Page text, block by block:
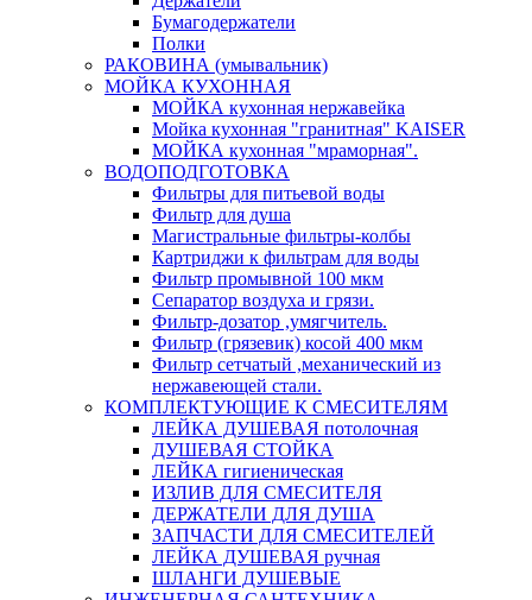
Бумагодержатели
Полки
РАКОВИНА (умывальник)
МОЙКА КУХОННАЯ
МОЙКА кухонная нержавейка
Мойка кухонная "гранитная" KAISER
МОЙКА кухонная "мраморная".
ВОДОПОДГОТОВКА
Фильтры для питьевой воды
Фильтр для душа
Магистральные фильтры-колбы
Картриджи к фильтрам для воды
Фильтр промывной 100 мкм
Сепаратор воздуха и грязи.
Фильтр-дозатор ,умягчитель.
Фильтр (грязевик) косой 400 мкм
Фильтр сетчатый ,механический из
нержавеющей стали.
КОМПЛЕКТУЮЩИЕ К СМЕСИТЕЛЯМ
ЛЕЙКА ДУШЕВАЯ потолочная
ДУШЕВАЯ СТОЙКА
ЛЕЙКА гигиеническая
ИЗЛИВ ДЛЯ СМЕСИТЕЛЯ
ДЕРЖАТЕЛИ ДЛЯ ДУША
ЗАПЧАСТИ ДЛЯ СМЕСИТЕЛЕЙ
ЛЕЙКА ДУШЕВАЯ ручная
ШЛАНГИ ДУШЕВЫЕ